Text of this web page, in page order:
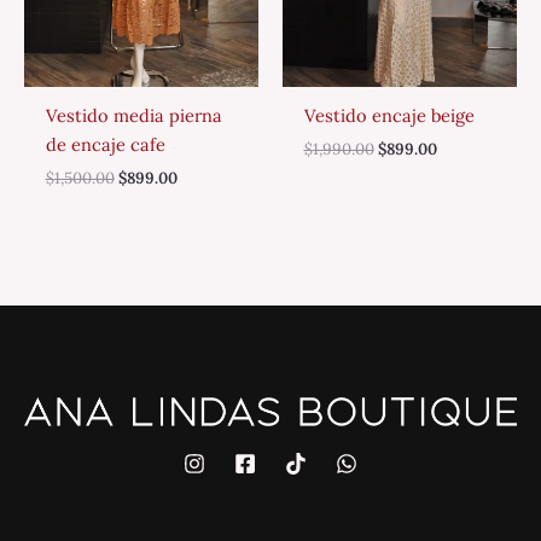
Vestido media pierna
de encaje cafe
$1,500.00 $899.00
Vestido encaje beige
$1,990.00 $899.00